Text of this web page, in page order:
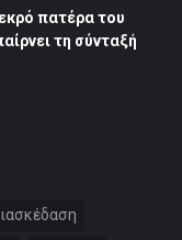
πατέρα του
τη σύνταξή